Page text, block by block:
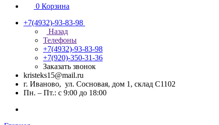
0 Корзина
+7(4932)-93-83-98
Назад
Телефоны
+7(4932)-93-83-98
+7(920)-350-31-36
Заказать звонок
kristeks15@mail.ru
г. Иваново, ул. Сосновая, дом 1, склад С1102
Пн. – Пт.: с 9:00 до 18:00